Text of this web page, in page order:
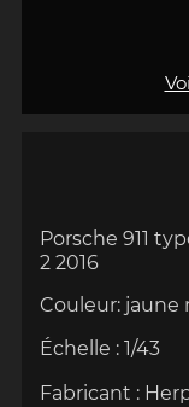
Porsche 911
2 2016
Couleur: jaune
Échelle : 1/43
Fabricant :